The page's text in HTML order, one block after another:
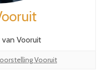
Vooruit
Vooruit